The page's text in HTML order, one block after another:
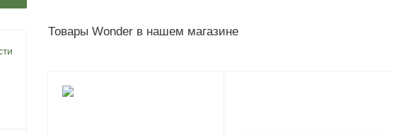
Товары Wonder в нашем магазине